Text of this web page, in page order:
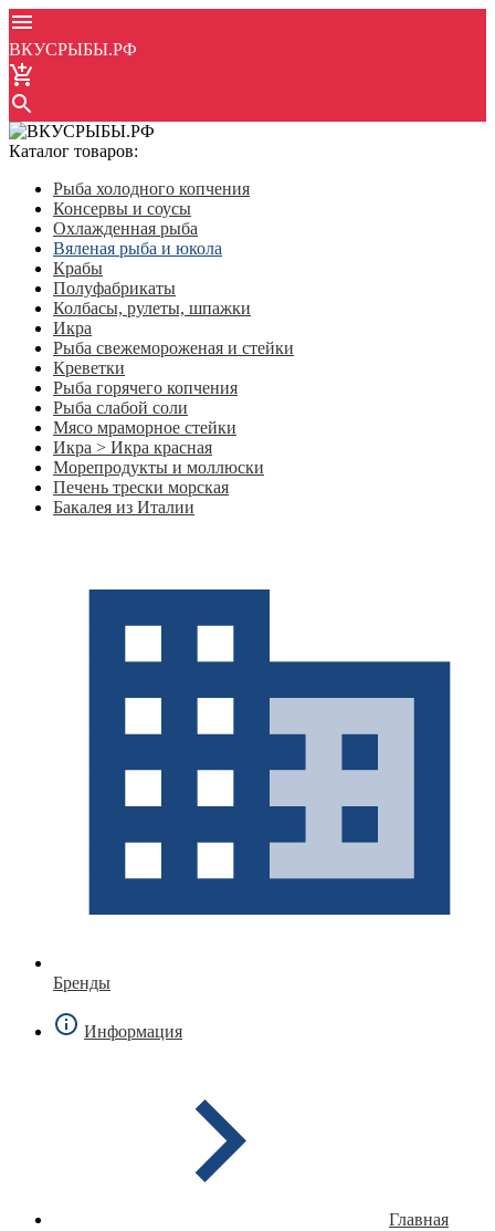
ВКУСРЫБЫ.РФ
Каталог товаров:
Рыба холодного копчения
Консервы и соусы
Охлажденная рыба
Вяленая рыба и юкола
Крабы
Полуфабрикаты
Колбасы, рулеты, шпажки
Икра
Рыба свежемороженая и стейки
Креветки
Рыба горячего копчения
Рыба слабой соли
Мясо мраморное стейки
Икра > Икра красная
Морепродукты и моллюски
Печень трески морская
Бакалея из Италии
Бренды
Информация
Главная